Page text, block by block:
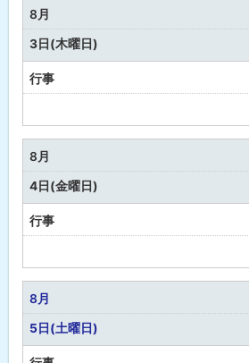
な
し
8月
3日(木曜日)
行事
定
な
し
8月
4日(金曜日)
行事
定
な
し
8月
5日(土曜日)